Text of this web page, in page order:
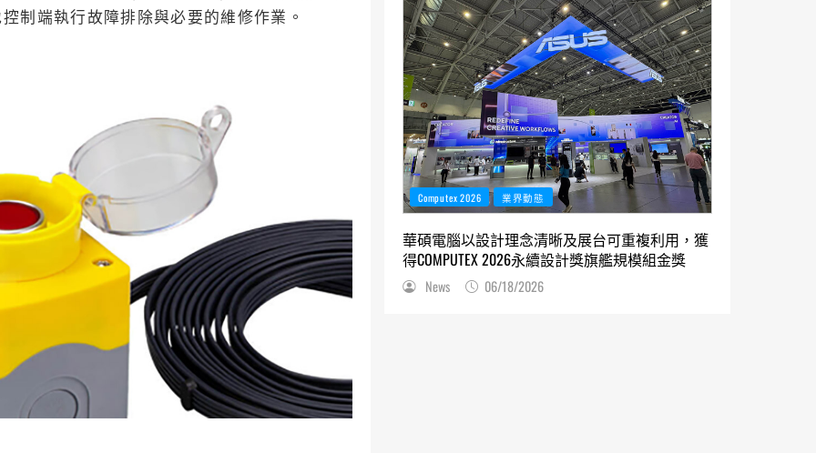
制端執行故障排除與必要的維修作業。
Computex 2026 業界動態
華碩電腦以設計理念清晰及展台可重複利用，獲
得COMPUTEX 2026永續設計獎旗艦規模組金獎
News 06/18/2026